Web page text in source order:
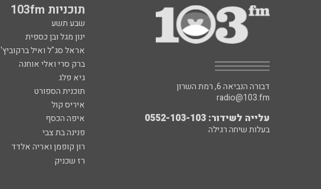
תוכניות 103fm
שבע תשע
ינון מגל ובן כספית
אראל סג"ל ואיל ברקוביץ'
ברק סרי ואלי אוחנה
גיא פלג
תוכנית הספורט
איריס קול
איפה הכסף
פנינה בת צבי
רון קופמן ואריה אלדד
רז שכניק
דבורה הנביאה 6, רמת השרון
radio@103.fm
עלייה לשידור: 0552-103-103
בעלות שיחה רגילה